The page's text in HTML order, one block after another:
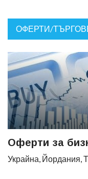
ОФЕРТИ/
Оферти за
Украйна, Йордания,